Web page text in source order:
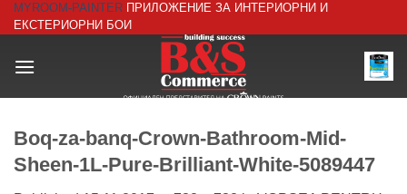
Skip
to
MYROOM-PAINTER ПРИЛОЖЕНИЕ ЗА ИНТЕРИОРНИ И
ЕКСТЕРИОРНИ БОИ
Boq-za-banq-Crown-Bathroom-Mid-
Sheen-1L-Pure-Brilliant-White-5089447